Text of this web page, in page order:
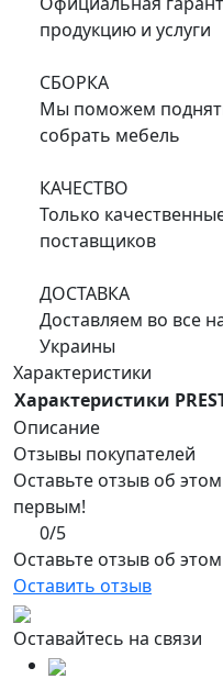
продукцию и услуги
СБОРКА
Мы поможем
собрать мебель
КАЧЕСТВО
Только
поставщиков
ДОСТАВКА
Доставляем во все
Украины
Характеристики
Характеристики
Описание
Отзывы покупателей
Оставьте отзыв об
первым!
0/5
Оставьте отзыв об
Оставить отзыв
Оставайтесь на связи